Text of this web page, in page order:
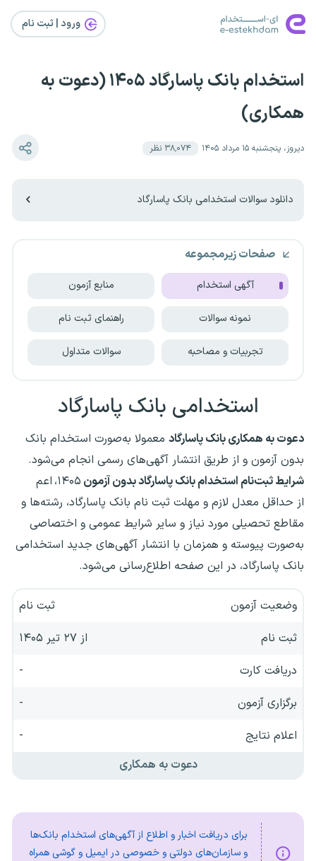
ورود | ثبت‌ نام
استخدام بانک پاسارگاد ۱۴۰۵ (دعوت به
همکاری)
دیروز، پنجشنبه ۱۵ مرداد ۱۴۰۵ ۳۸٬۰۷۴ نظر
دانلود سوالات استخدامی بانک پاسارگاد
صفحات زیرمجموعه
آگهی استخدام منابع آزمون
نمونه سوالات راهنمای ثبت نام
تجربیات و مصاحبه سوالات متداول
استخدامی بانک پاسارگاد
دعوت به همکاری بانک پاسارگاد معمولا به‌صورت استخدام بانک
بدون آزمون و از طریق انتشار آگهی‌های رسمی انجام می‌شود.
شرایط ثبت‌نام استخدام بانک پاسارگاد بدون آزمون ۱۴۰۵، اعم
از حداقل معدل لازم و مهلت ثبت نام بانک پاسارگاد، رشته‌ها و
مقاطع تحصیلی مورد نیاز و سایر شرایط عمومی و اختصاصی
به‌صورت پیوسته و همزمان با انتشار آگهی‌های جدید استخدامی
بانک پاسارگاد، در این صفحه اطلاع‌رسانی می‌شود.
وضعیت آزمون
ثبت نام
ثبت نام
از ۲۷ تیر ۱۴۰۵
دریافت کارت
-
برگزاری آزمون
-
اعلام نتایج
-
دعوت به همکاری
برای دریافت اخبار و اطلاع از آگهی‌های استخدام بانک‌ها
و سازمان‌های دولتی و خصوصی در ایمیل و گوشی همراه